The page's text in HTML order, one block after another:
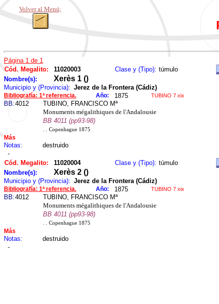
Volver al Menú;
Página 1 de 1
Cód. Megalito:
11020003 Clase y (Tipo): túmulo
Nombre(s):
Xerès 1 ()
Municipio y (Provincia): Jerez de la Frontera (Cádiz)
Bibliografía: 1ª referencia. Año: 1875 TUBINO 7 xix
BB:4012
TUBINO, FRANCISCO Mª
Monuments mégalithiques de l'Andalousie
BB 4011 (pp93-98)
. . Copenhague 1875
Más
Notas: destruido
-
Cód. Megalito: 11020004 Clase y (Tipo): túmulo
Nombre(s):
Xerès 2 ()
Municipio y (Provincia): Jerez de la Frontera (Cádiz)
Bibliografía: 1ª referencia. Año: 1875 TUBINO 7 xix
BB:4012
TUBINO, FRANCISCO Mª
Monuments mégalithiques de l'Andalousie
BB 4011 (pp93-98)
. . Copenhague 1875
Más
Notas: destruido
-